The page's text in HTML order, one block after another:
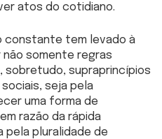
atos do cotidiano.
constante tem levado à
somente regras
sobretudo, supraprincípios
seja pela
uma forma de
razão da rápida
pela pluralidade de